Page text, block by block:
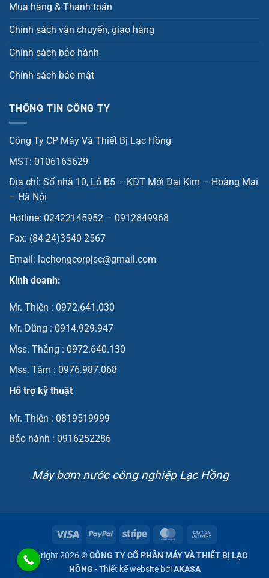
Mua hàng & Thanh toán
Chính sách vận chuyển, giao hàng
Chính sách bảo hành
Chính sách bảo mật
THÔNG TIN CÔNG TY
Công Ty CP Máy Và Thiết Bị Lạc Hồng
MST: 0106165629
Địa chỉ: Số nhà 10, Lô B5 – KĐT Mới Đại Kim – Hoàng Mai
– Hà Nội
Hotline: 02422145952 – 0912849968
Fax: (84-24)3540 2567
Email: lachongcorpjsc@gmail.com
Kinh doanh:
Mr. Thiện : 0972.641.030
Mr. Dũng : 0914.929.947
Mss. Thắng : 0972.640.130
Mss. Tâm : 0976.987.068
Hỗ trợ kỹ thuật
Mr. Thiện : 0819519999
Bảo hành : 0916252286
Máy bơm nước công nghiệp Lạc Hồng
Visa PayPal Stripe MasterCard
Delivery
Copyright 2026 ©CÔNG TY CỔ PHẦN MÁY VÀ THIẾT BỊ LẠC
HỒNG - Thiết kế website bởiAKASA